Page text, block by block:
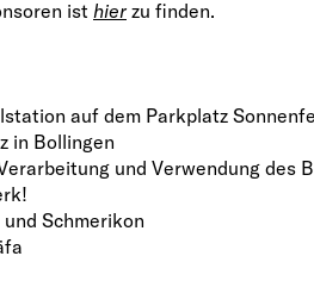
ist hier zu finden.
auf dem Parkplatz
in Bollingen
und Verwendung des
Schmerikon